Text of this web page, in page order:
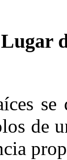
íces se
de